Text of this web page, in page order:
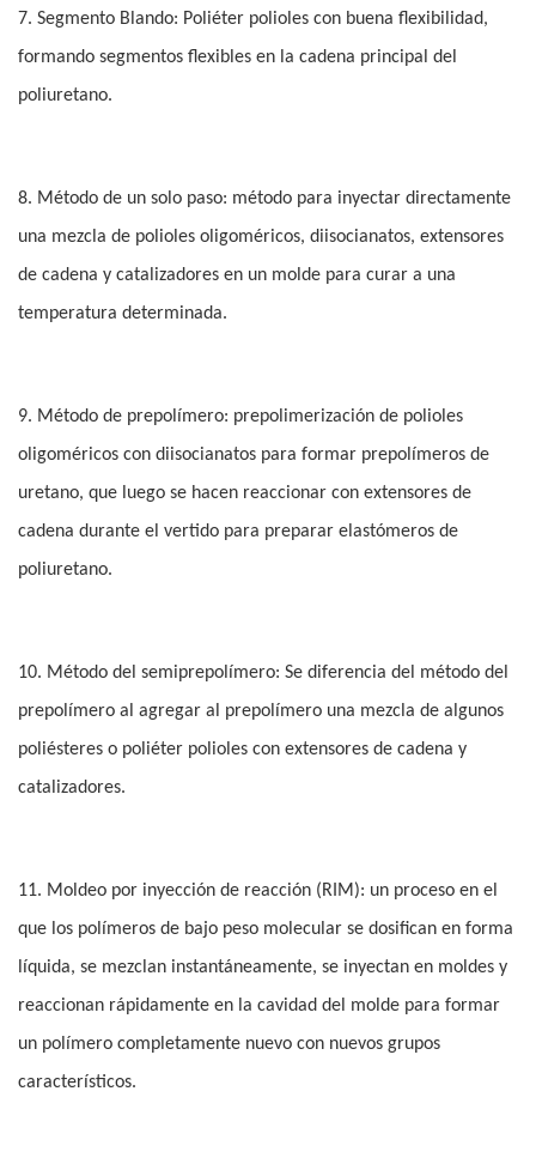
7. Segmento Blando: Poliéter polioles con buena flexibilidad,
formando segmentos flexibles en la cadena principal del
poliuretano.
8. Método de un solo paso: método para inyectar directamente
una mezcla de polioles oligoméricos, diisocianatos, extensores
de cadena y catalizadores en un molde para curar a una
temperatura determinada.
9. Método de prepolímero: prepolimerización de polioles
oligoméricos con diisocianatos para formar prepolímeros de
uretano, que luego se hacen reaccionar con extensores de
cadena durante el vertido para preparar elastómeros de
poliuretano.
10. Método del semiprepolímero: Se diferencia del método del
prepolímero al agregar al prepolímero una mezcla de algunos
poliésteres o poliéter polioles con extensores de cadena y
catalizadores.
11. Moldeo por inyección de reacción (RIM): un proceso en el
que los polímeros de bajo peso molecular se dosifican en forma
líquida, se mezclan instantáneamente, se inyectan en moldes y
reaccionan rápidamente en la cavidad del molde para formar
un polímero completamente nuevo con nuevos grupos
característicos.